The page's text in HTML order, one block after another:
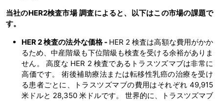
当社のHER2検査市場 調査によると、以下はこの市場の課題で
す。
HER 2 検査の法外な価格 - HER 2 検査は高額な費用がかか
るため、中産階級も下位階級も検査を受ける余裕がありま
せん。 高度な HER 2 検査であるトラスツズマブは非常に
高価です。 術後補助療法または転移性乳癌の治療を受け
る患者ごとに、トラスツズマブの費用はそれぞれ 49,915
米ドルと 28,350 米ドルです。 世界的に、トラスツズマブ